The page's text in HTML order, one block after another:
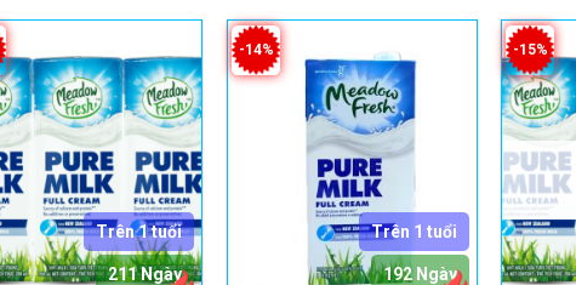
Trên 1 tuổi
211 Ngày
-14%
Trên 1 tuổi
192 Ngày
-15%